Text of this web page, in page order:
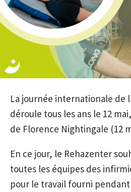
La journée internationale de
déroule tous les ans le 12
de Florence Nightingale (12
En ce jour, le Rehazenter
toutes les équipes des
pour le travail fourni